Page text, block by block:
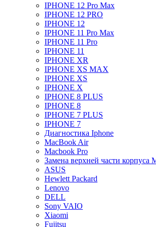
IPHONE 12 Pro Max
IPHONE 12 PRO
IPHONE 12
IPHONE 11 Pro Max
IPHONE 11 Pro
IPHONE 11
IPHONE XR
IPHONE XS MAX
IPHONE XS
IPHONE X
IPHONE 8 PLUS
IPHONE 8
IPHONE 7 PLUS
IPHONE 7
Диагностика Iphone
MacBook Air
Macbook Pro
Замена верхней части корпуса
ASUS
Hewlett Packard
Lenovo
DELL
Sony VAIO
Xiaomi
Fujitsu